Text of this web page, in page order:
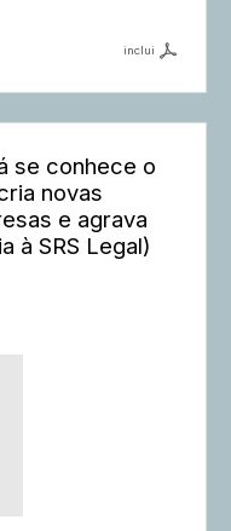
inclui
se conhece o
novas
e agrava
à SRS Legal)